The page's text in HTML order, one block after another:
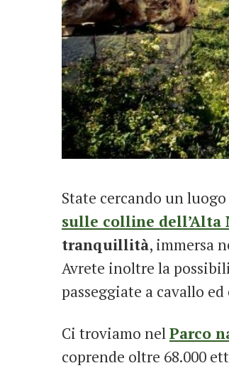
State cercando un
sulle colline dell’Alta
tranquillità, immersa
Avrete inoltre la
passeggiate a cavallo
Ci troviamo nelParco
coprende oltre 68.000